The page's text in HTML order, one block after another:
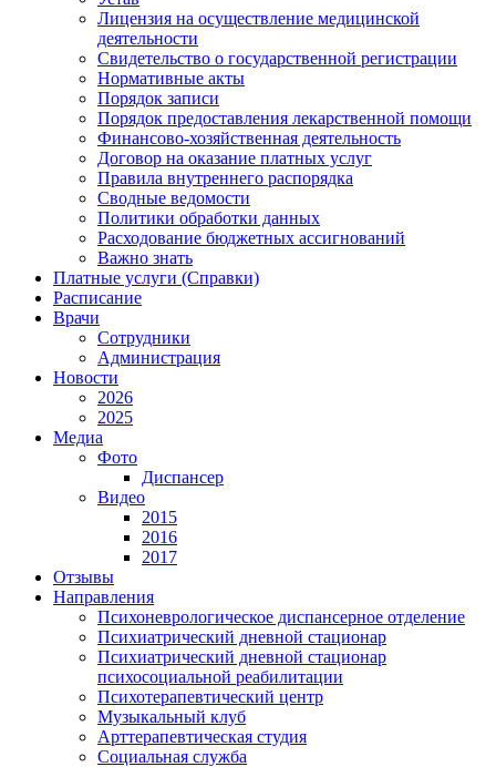
Лицензия на осуществление медицинской
деятельности
Свидетельство о государственной регистрации
Нормативные акты
Порядок записи
Порядок предоставления лекарственной помощи
Финансово-хозяйственная деятельность
Договор на оказание платных услуг
Правила внутреннего распорядка
Сводные ведомости
Политики обработки данных
Расходование бюджетных ассигнований
Важно знать
Платные услуги (Справки)
Расписание
Врачи
Сотрудники
Администрация
Новости
2026
2025
Медиа
Фото
Диспансер
Видео
2015
2016
2017
Отзывы
Направления
Психоневрологическое диспансерное отделение
Психиатрический дневной стационар
Психиатрический дневной стационар
психосоциальной реабилитации
Психотерапевтический центр
Музыкальный клуб
Арттерапевтическая студия
Социальная служба